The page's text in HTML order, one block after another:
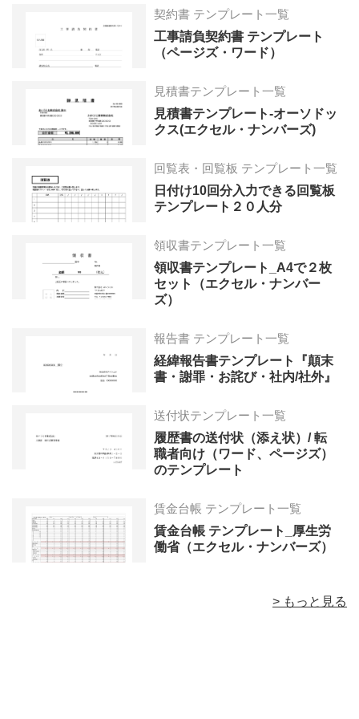
契約書 テンプレート一覧
工事請負契約書 テンプレート
（ページズ・ワード）
見積書テンプレート一覧
見積書テンプレート-オーソドッ
クス(エクセル・ナンバーズ)
回覧表・回覧板 テンプレート一覧
日付け10回分入力できる回覧板
テンプレート２０人分
領収書テンプレート一覧
領収書テンプレート_A4で２枚
セット（エクセル・ナンバー
ズ）
報告書 テンプレート一覧
経緯報告書テンプレート『顛末
書・謝罪・お詫び・社内/社外』
送付状テンプレート一覧
履歴書の送付状（添え状）/ 転
職者向け（ワード、ページズ）
のテンプレート
賃金台帳 テンプレート一覧
賃金台帳 テンプレート_厚生労
働省（エクセル・ナンバーズ）
> もっと見る